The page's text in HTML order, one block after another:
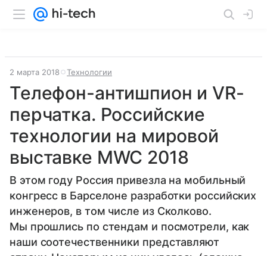
2 марта 2018 Технологии
Телефон-антишпион и VR-
перчатка. Российские
технологии на мировой
выставке MWC 2018
В этом году Россия привезла на мобильный
конгресс в Барселоне разработки российских
инженеров, в том числе из Сколково.
Мы прошлись по стендам и посмотрели, как
наши соотечественники представляют